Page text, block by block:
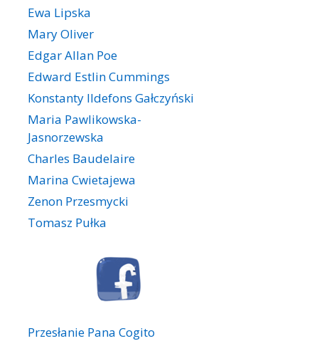
Ewa Lipska
Mary Oliver
Edgar Allan Poe
Edward Estlin Cummings
Konstanty Ildefons Gałczyński
Maria Pawlikowska-
Jasnorzewska
Charles Baudelaire
Marina Cwietajewa
Zenon Przesmycki
Tomasz Pułka
Przesłanie Pana Cogito